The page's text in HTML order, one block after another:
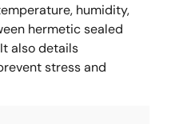
humidity,
hermetic sealed
also details
stress and